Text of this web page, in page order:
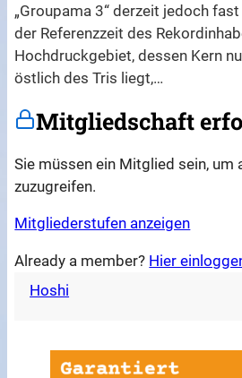
„Groupama 3“ derzeit jedoch
der Referenzzeit des
Hochdruckgebiet, dessen Kern
östlich des Tris liegt,…
Mitgliedschaft
Sie müssen ein Mitglied sein, um
zuzugreifen.
Mitgliederstufen anzeigen
Already a member? Hier
Hoshi